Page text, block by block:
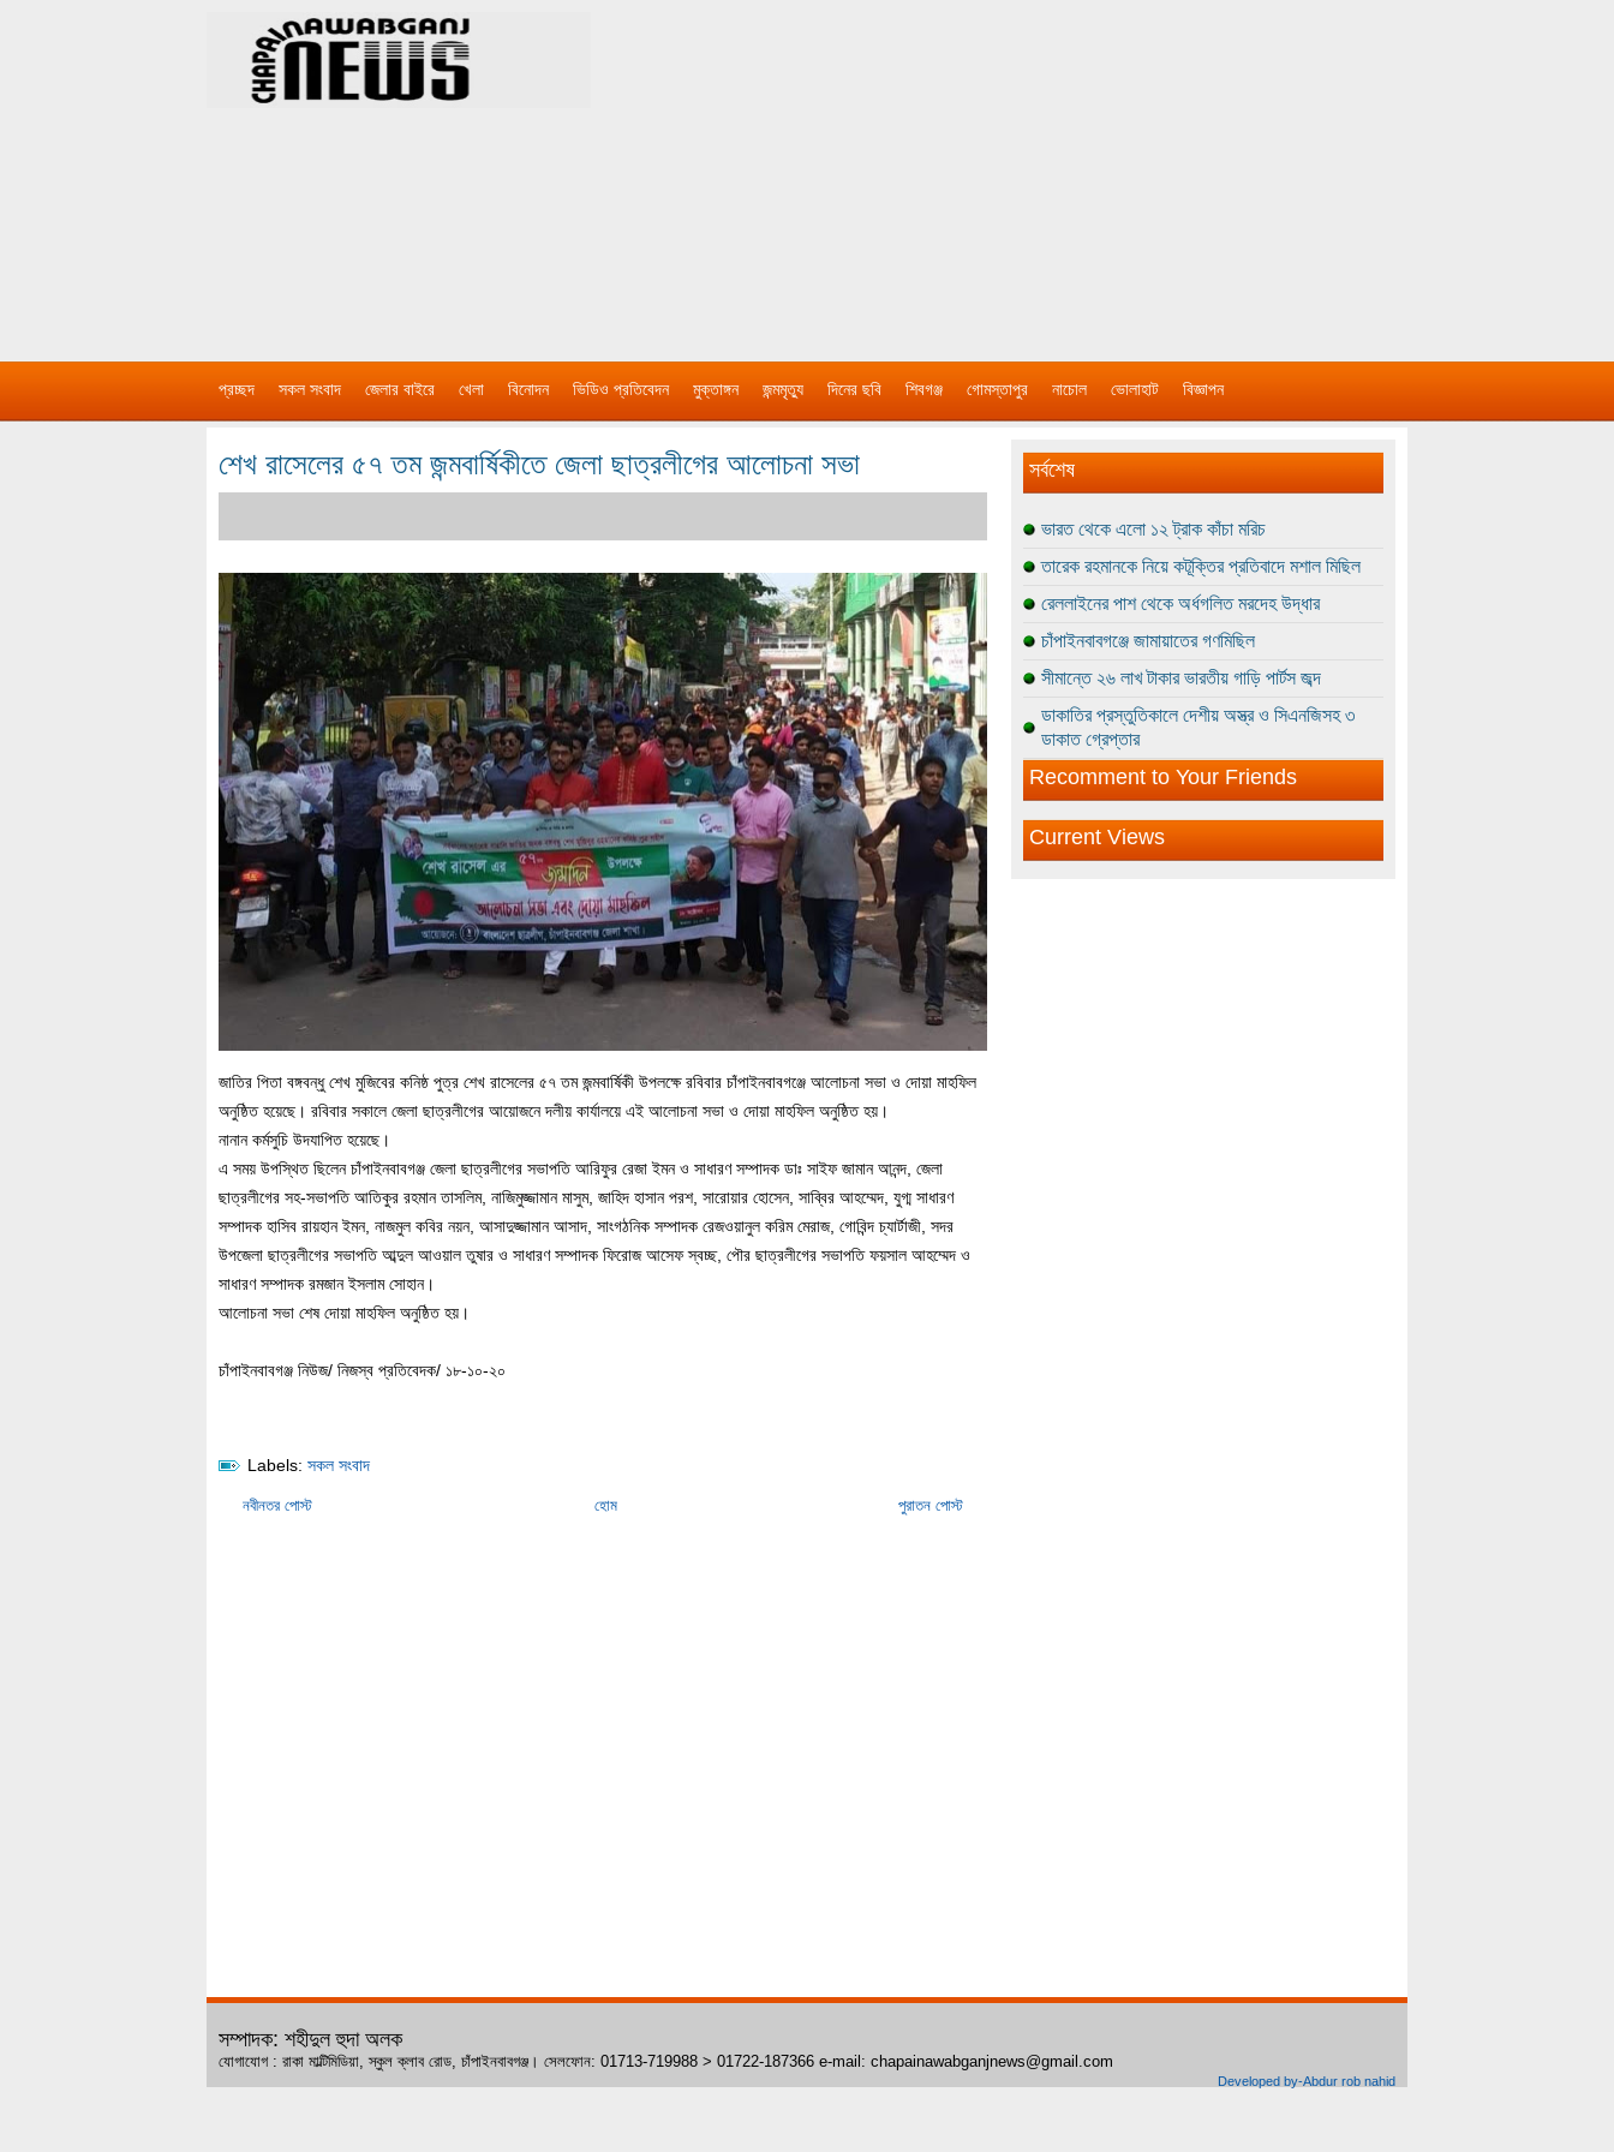
প্রচ্ছদ সকল সংবাদ জেলার বাইরে খেলা বিনোদন ভিডিও প্রতিবেদন মুক্তাঙ্গন জন্মমৃত্যু দিনের ছবি শিবগঞ্জ গোমস্তাপুর নাচোল ভোলাহাট বিজ্ঞাপন
শেখ রাসেলের ৫৭ তম জন্মবার্ষিকীতে জেলা ছাত্রলীগের আলোচনা সভা
জাতির পিতা বঙ্গবন্ধু শেখ মুজিবের কনিষ্ঠ পুত্র শেখ রাসেলের ৫৭ তম জন্মবার্ষিকী উপলক্ষে রবিবার চাঁপাইনবাবগঞ্জে আলোচনা সভা ও দোয়া মাহফিল
অনুষ্ঠিত হয়েছে। রবিবার সকালে জেলা ছাত্রলীগের আয়োজনে দলীয় কার্যালয়ে এই আলোচনা সভা ও দোয়া মাহফিল অনুষ্ঠিত হয়।
নানান কর্মসুচি উদযাপিত হয়েছে।
এ সময় উপস্থিত ছিলেন চাঁপাইনবাবগঞ্জ জেলা ছাত্রলীগের সভাপতি আরিফুর রেজা ইমন ও সাধারণ সম্পাদক ডাঃ সাইফ জামান আনন্দ, জেলা
ছাত্রলীগের সহ-সভাপতি আতিকুর রহমান তাসলিম, নাজিমুজ্জামান মাসুম, জাহিদ হাসান পরশ, সারোয়ার হোসেন, সাব্বির আহম্মেদ, যুগ্ম সাধারণ
সম্পাদক হাসিব রায়হান ইমন, নাজমুল কবির নয়ন, আসাদুজ্জামান আসাদ, সাংগঠনিক সম্পাদক রেজওয়ানুল করিম মেরাজ, গোবিন্দ চ্যার্টাজী, সদর
উপজেলা ছাত্রলীগের সভাপতি আব্দুল আওয়াল তুষার ও সাধারণ সম্পাদক ফিরোজ আসেফ স্বচ্ছ, পৌর ছাত্রলীগের সভাপতি ফয়সাল আহম্মেদ ও
সাধারণ সম্পাদক রমজান ইসলাম সোহান।
আলোচনা সভা শেষ দোয়া মাহফিল অনুষ্ঠিত হয়।
চাঁপাইনবাবগঞ্জ নিউজ/ নিজস্ব প্রতিবেদক/ ১৮-১০-২০
Labels: সকল সংবাদ
নবীনতর পোস্ট পুরাতন পোস্ট
হোম
সর্বশেষ
ভারত থেকে এলো ১২ ট্রাক কাঁচা মরিচ
তারেক রহমানকে নিয়ে কটূক্তির প্রতিবাদে মশাল মিছিল
রেললাইনের পাশ থেকে অর্ধগলিত মরদেহ উদ্ধার
চাঁপাইনবাবগঞ্জে জামায়াতের গণমিছিল
সীমান্তে ২৬ লাখ টাকার ভারতীয় গাড়ি পার্টস জব্দ
ডাকাতির প্রস্তুতিকালে দেশীয় অস্ত্র ও সিএনজিসহ ৩
ডাকাত গ্রেপ্তার
Recomment to Your Friends
Current Views
সম্পাদক: শহীদুল হুদা অলক
যোগাযোগ : রাকা মাল্টিমিডিয়া, স্কুল ক্লাব রোড, চাঁপাইনবাবগঞ্জ। সেলফোন: 01713-719988 > 01722-187366 e-mail: chapainawabganjnews@gmail.com
Developed by-Abdur rob nahid